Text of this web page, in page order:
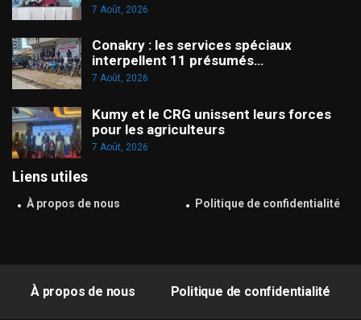
7 Août, 2026
Conakry : les services spéciaux
interpellent 11 présumés…
7 Août, 2026
Kumy et le CRG unissent leurs forces
pour les agriculteurs
7 Août, 2026
Liens utiles
À propos de nous Politique de confidentialité
À propos de nous Politique de confidentialité